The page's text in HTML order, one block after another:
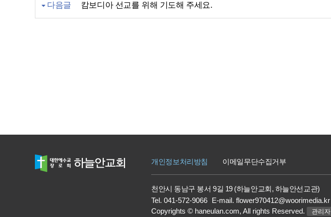
다음글 캄보디아 선교를 위해 기도해 주세요.
개인정보처리방침 이메일무단수집거부
천안시 동남구 봉서 9길 19 (하늘안교회, 하늘안선교관)
Tel. 041-572-9066 E-mail. flower970412@woorimedia.kr
Copyrights © haneulan.com, All rights Reserved. 관리자